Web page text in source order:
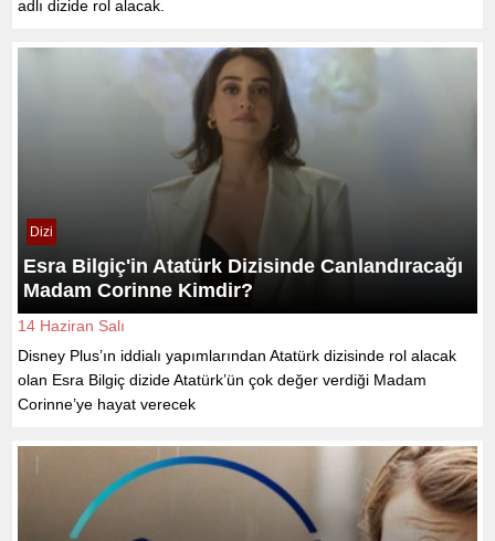
adlı dizide rol alacak.
Dizi
Esra Bilgiç'in Atatürk Dizisinde Canlandıracağı
Madam Corinne Kimdir?
14 Haziran Salı
Disney Plus’ın iddialı yapımlarından Atatürk dizisinde rol alacak
olan Esra Bilgiç dizide Atatürk’ün çok değer verdiği Madam
Corinne’ye hayat verecek